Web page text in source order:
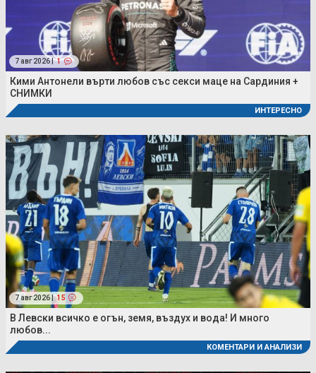
7 авг 2026 | 1
Кими Антонели върти любов със секси маце на Сардиния +
СНИМКИ
ИНТЕРЕСНО
7 авг 2026 | 15
В Левски всичко е огън, земя, въздух и вода! И много
любов...
КОМЕНТАРИ И АНАЛИЗИ